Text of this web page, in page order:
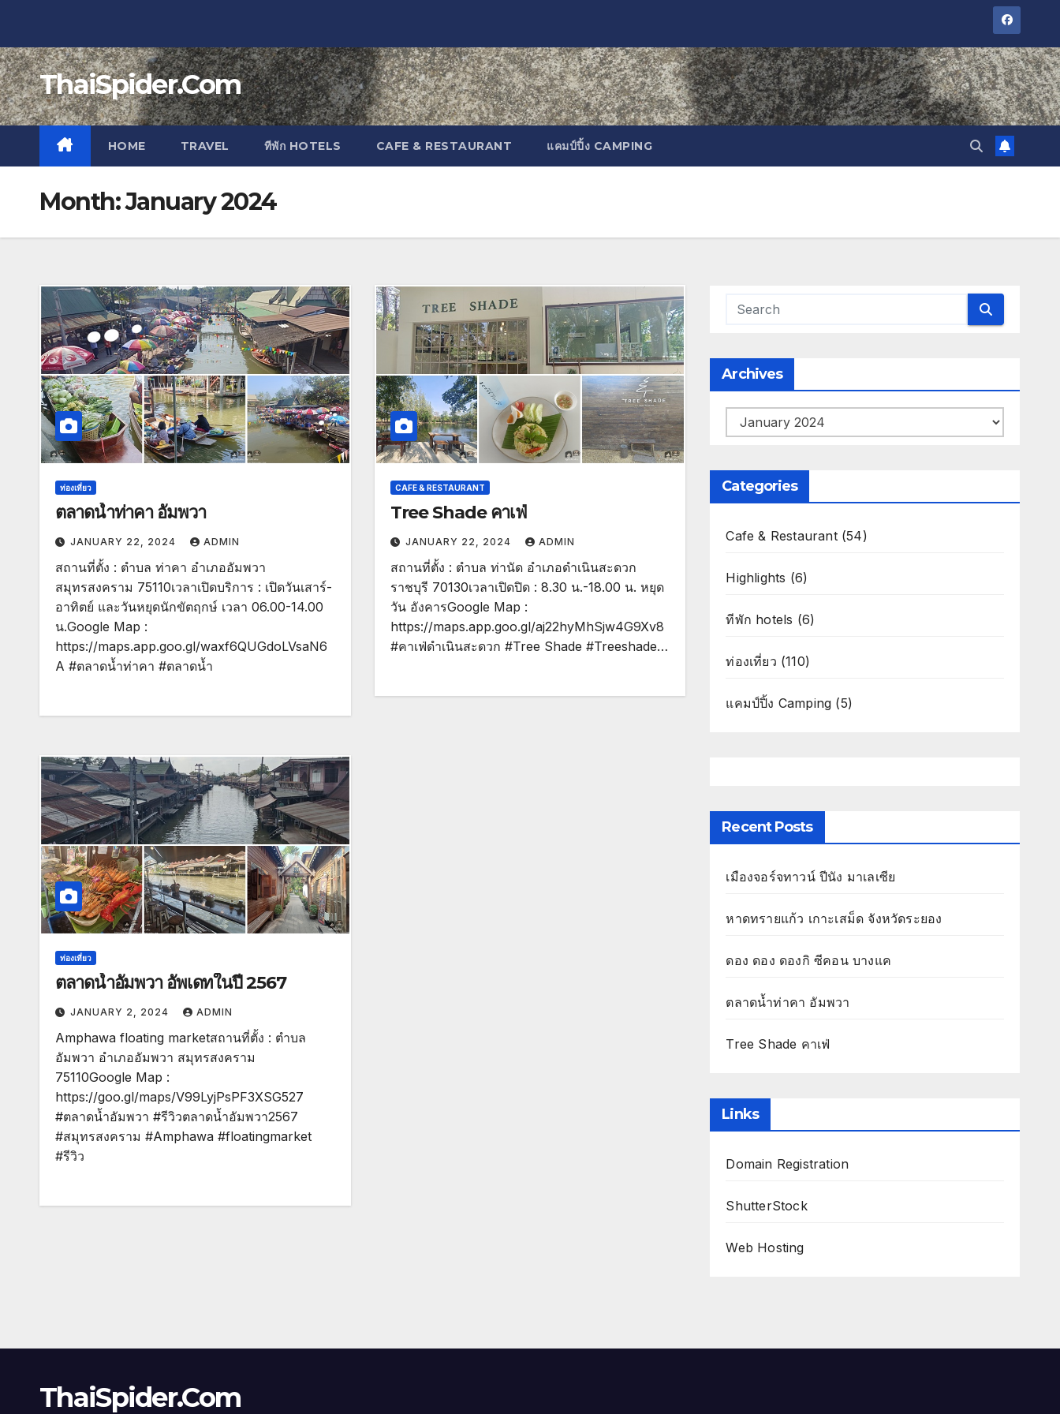
content
ThaiSpider.Com
HOME TRAVEL ทีพัก HOTELS CAFE & RESTAURANT แคมป์ปิ้ง CAMPING
Month:January 2024
ท่องเที่ยว
ตลาดน้ำท่าคา อัมพวา
JANUARY 22, 2024 ADMIN
สถานที่ตั้ง : ตำบล ท่าคา อำเภออัมพวา
สมุทรสงคราม 75110เวลาเปิดบริการ : เปิดวันเสาร์-
อาทิตย์ และวันหยุดนักขัตฤกษ์ เวลา 06.00-14.00
น.Google Map :
https://maps.app.goo.gl/waxf6QUGdoLVsaN6
A #ตลาดน้ำท่าคา #ตลาดน้ำ
CAFE & RESTAURANT
Tree Shade คาเฟ่
JANUARY 22, 2024 ADMIN
สถานที่ตั้ง : ตำบล ท่านัด อำเภอดำเนินสะดวก
ราชบุรี 70130เวลาเปิดปิด : 8.30 น.-18.00 น. หยุด
วัน อังคารGoogle Map :
https://maps.app.goo.gl/aj22hyMhSjw4G9Xv8
#คาเฟ่ดำเนินสะดวก #Tree Shade #Treeshade…
ท่องเที่ยว
ตลาดน้ำอัมพวา อัพเดทในปี 2567
JANUARY 2, 2024 ADMIN
Amphawa floating marketสถานที่ตั้ง : ตำบล
อัมพวา อำเภออัมพวา สมุทรสงคราม
75110Google Map :
https://goo.gl/maps/V99LyjPsPF3XSG527
#ตลาดน้ำอัมพวา #รีวิวตลาดน้ำอัมพวา2567
#สมุทรสงคราม #Amphawa #floatingmarket
#รีวิว
Archives
Archives
Categories
Cafe & Restaurant(54)
Highlights (6)
ทีพัก hotels (6)
ท่องเที่ยว (110)
แคมป์ปิ้ง Camping (5)
Recent Posts
เมืองจอร์จทาวน์ ปีนัง มาเลเซีย
หาดทรายแก้ว เกาะเสม็ด จังหวัดระยอง
ดอง ดอง ดองกิ ซีคอน บางแค
ตลาดน้ำท่าคา อัมพวา
Tree Shade คาเฟ่
Links
Domain Registration
ShutterStock
Web Hosting
ThaiSpider.Com